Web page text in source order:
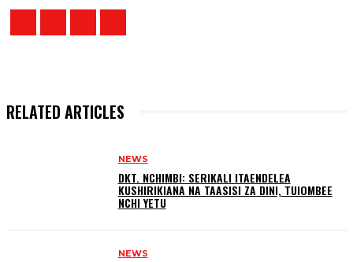
RELATED ARTICLES
NEWS
DKT. NCHIMBI: SERIKALI ITAENDELEA
KUSHIRIKIANA NA TAASISI ZA DINI, TUIOMBEE
NCHI YETU
NEWS